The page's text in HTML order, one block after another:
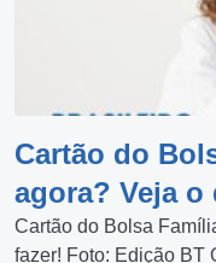
Cartão do
agora? Veja o
Cartão do Bolsa
fazer! Foto: Edição BT